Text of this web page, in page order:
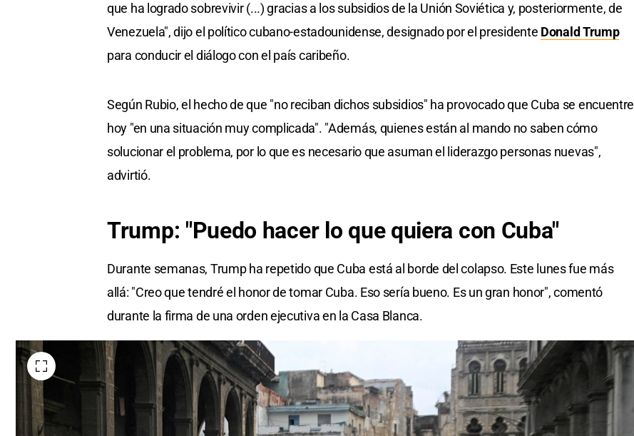
que ha logrado sobrevivir (...) gracias a los subsidios de la Unión Soviética y, posteriormente, de
Venezuela", dijo el político cubano-estadounidense, designado por el presidente Donald Trump
para conducir el diálogo con el país caribeño.
Según Rubio, el hecho de que "no reciban dichos subsidios" ha provocado que Cuba se encuentre
hoy "en una situación muy complicada". "Además, quienes están al mando no saben cómo
solucionar el problema, por lo que es necesario que asuman el liderazgo personas nuevas",
advirtió.
Trump: "Puedo hacer lo que quiera con Cuba"
Durante semanas, Trump ha repetido que Cuba está al borde del colapso. Este lunes fue más
allá: "Creo que tendré el honor de tomar Cuba. Eso sería bueno. Es un gran honor", comentó
durante la firma de una orden ejecutiva en la Casa Blanca.